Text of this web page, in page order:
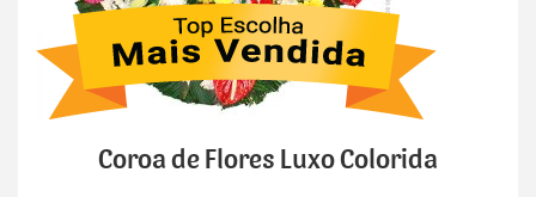
Coroa de Flores Luxo Colorida